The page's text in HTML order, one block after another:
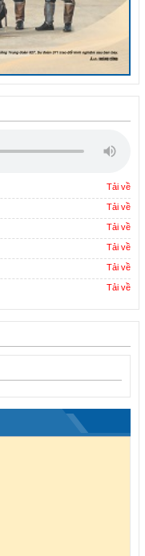
Tải về
Tải về
Tải về
Tải về
Tải về
Tải về